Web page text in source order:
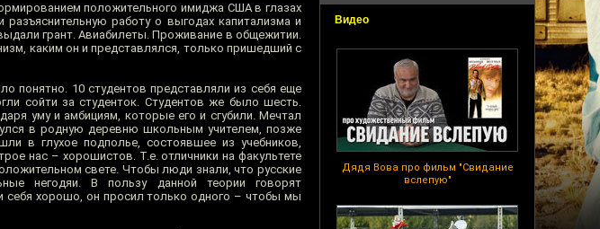
Видео
Дядя Вова про фильм "Свидание
вслепую"
положительного имиджа США в глазах
работу о выгодах капитализма и
грант. Авиабилеты. Проживание в общежитии.
каким он и представлялся, только пришедший с
понятно. 10 студентов представляли из себя еще
сойти за студенток. Студентов же было шесть.
уму и амбициям, которые его и сгубили. Мечтал
в родную деревню школьным учителем, позже
в глухое подполье, состоявшее из учебников,
нас – хорошистов. Т.е. отличники на факультете
свете. Чтобы люди знали, что русские
негодяи. В пользу данной теории говорят
себя хорошо, он просил только одного – чтобы мы